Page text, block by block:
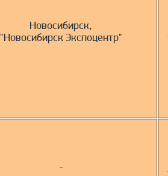
Новосибирск,
"Новосибирск Экспоцентр"
-